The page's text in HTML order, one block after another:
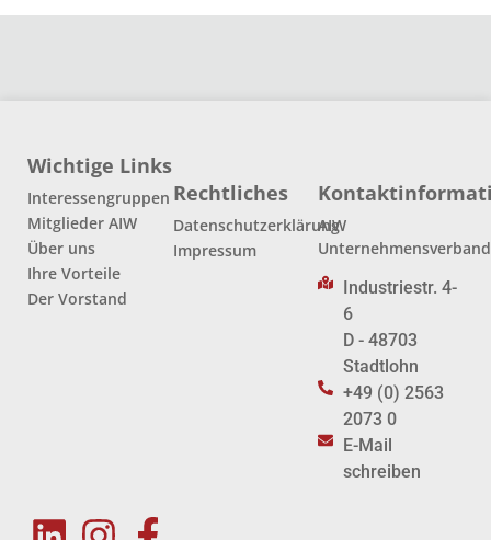
Wichtige Links
Interessengruppen
Mitglieder AIW
Über uns
Ihre Vorteile
Der Vorstand
Rechtliches
Datenschutzerklärung
Impressum
AIW
Unternehmensverband
Industriestr. 4-
6
D - 48703
Stadtlohn
+49 (0) 2563
2073 0
E-Mail
schreiben